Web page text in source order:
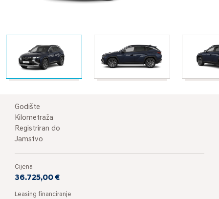
Godište
Kilometraža
Registriran do
Jamstvo
Cijena
36.725,00 €
Leasing financiranje